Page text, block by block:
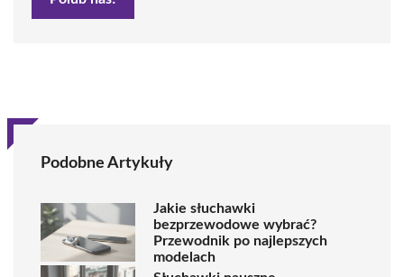
Podobne Artykuły
Jakie słuchawki
bezprzewodowe wybrać?
Przewodnik po najlepszych
modelach